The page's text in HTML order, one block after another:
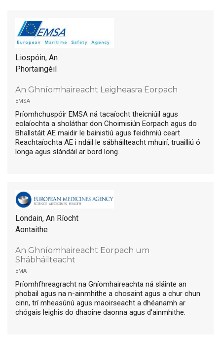
Liospóin, An
Phortaingéil
An Ghníomhaireacht Leigheasra Eorpach
emsa
Príomhchuspóir EMSA ná tacaíocht theicniúil agus
eolaíochta a sholáthar don Choimisiún Eorpach agus do
Bhallstáit AE maidir le bainistiú agus feidhmiú ceart
Reachtaíochta AE i ndáil le sábháilteacht mhuirí, truailliú ó
longa agus slándáil ar bord long.
Londain, An Ríocht
Aontaithe
An Ghníomhaireacht Eorpach um
Shábháilteacht
ema
Príomhfhreagracht na Gníomhaireachta ná sláinte an
phobail agus na n-ainmhithe a chosaint agus a chur chun
cinn, trí mheasúnú agus maoirseacht a dhéanamh ar
chógais leighis do dhaoine daonna agus d'ainmhithe.